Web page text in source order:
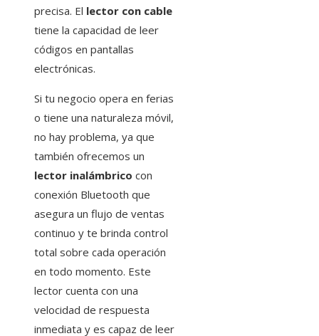
precisa. El lector con cable
tiene la capacidad de leer
códigos en pantallas
electrónicas.
Si tu negocio opera en ferias
o tiene una naturaleza móvil,
no hay problema, ya que
también ofrecemos un
lector inalámbrico con
conexión Bluetooth que
asegura un flujo de ventas
continuo y te brinda control
total sobre cada operación
en todo momento. Este
lector cuenta con una
velocidad de respuesta
inmediata y es capaz de leer